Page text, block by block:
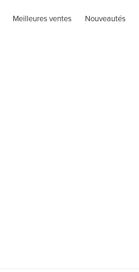
Meilleures ventes Nouveautés